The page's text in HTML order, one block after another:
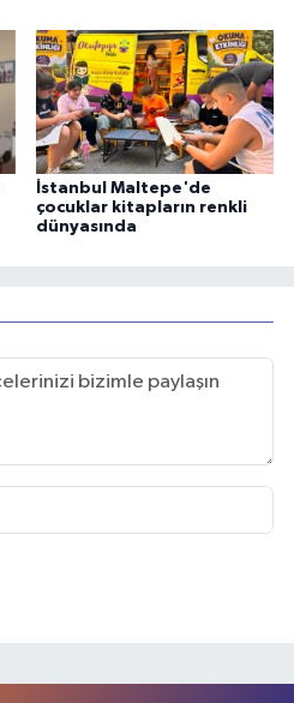
İstanbul Maltepe'de
çocuklar kitapların renkli
dünyasında